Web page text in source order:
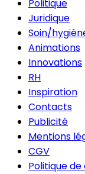
Politique
Juridique
Soin/
Animations
Innovations
RH
Inspiration
Contacts
Publicité
Mentions
CGV
Politique